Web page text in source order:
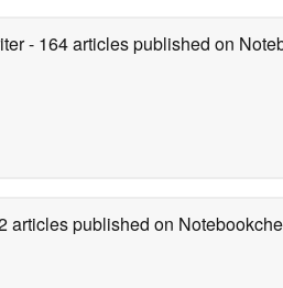
- 164 articles published on
articles published on